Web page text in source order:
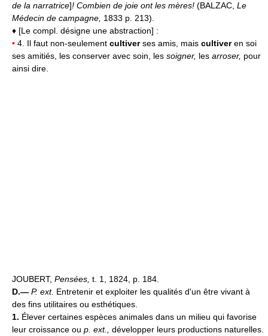
de la narratrice]! Combien de joie ont les mères! (BALZAC, Le
Médecin de campagne, 1833 p. 213).
♦ [Le compl. désigne une abstraction] :
• 4. Il faut non-seulement cultiverses amis, mais cultiveren soi
ses amitiés, les conserver avec soin, les soigner, les arroser, pour
ainsi dire.
JOUBERT, Pensées, t. 1, 1824, p. 184.
D.— P. ext. Entretenir et exploiter les qualités d'un être vivant à
des fins utilitaires ou esthétiques.
1. Élever certaines espèces animales dans un milieu qui favorise
leur croissance ou p. ext.,
développer leurs productions naturelles.